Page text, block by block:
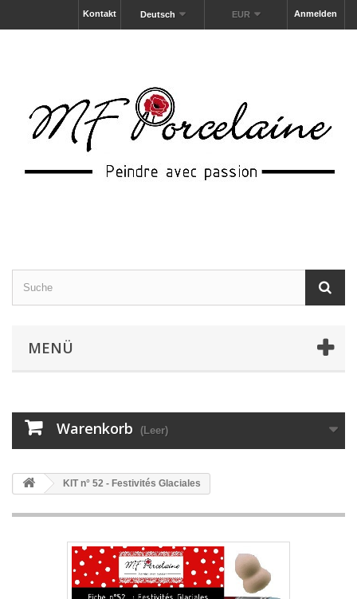
Anmelden
EUR
Deutsch
Kontakt
MENÜ
Warenkorb (Leer)
KIT n° 52 - Festivités Glaciales